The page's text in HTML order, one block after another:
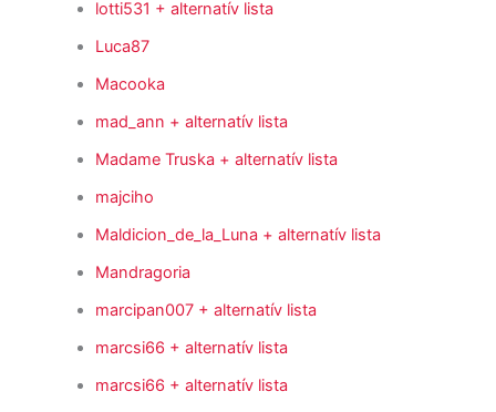
lotti531 + alternatív lista
Luca87
Macooka
mad_ann + alternatív lista
Madame Truska + alternatív lista
majciho
Maldicion_de_la_Luna + alternatív lista
Mandragoria
marcipan007 + alternatív lista
marcsi66 + alternatív lista
marcsi66 + alternatív lista